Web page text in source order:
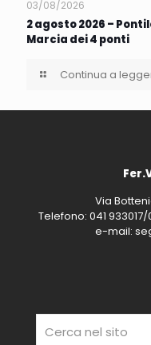
03/08/2026
2 agosto 2026 –
Marcia dei 4 ponti
Continua a
Via
Telefono: 041
e-mail: